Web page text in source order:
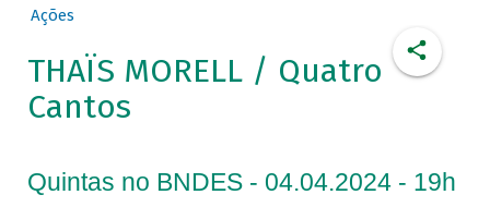
Ações
THAÏS MORELL / Quatro
Cantos
Quintas no BNDES - 04.04.2024 - 19h